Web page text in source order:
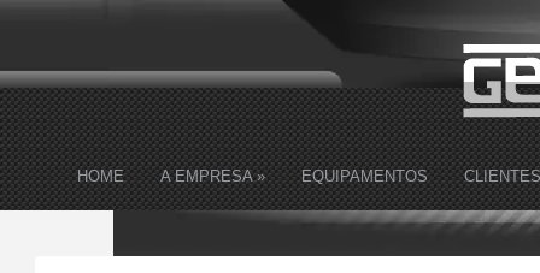
HOME A EMPRESA» EQUIPAMENTOS CLIENTES